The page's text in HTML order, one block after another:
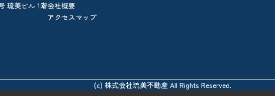
琉美ビル 1階会社概要
アクセスマップ
(c) 株式会社琉美不動産 All Rights Reserved.